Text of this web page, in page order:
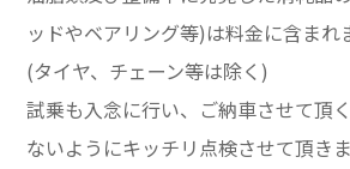
ッドやベアリング等)は料金に含まれ
(タイヤ、チェーン等は除く)
試乗も入念に行い、ご納車させて頂
ないようにキッチリ点検させて頂きま